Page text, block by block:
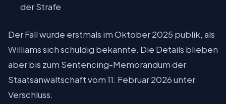
der Strafe
Der Fall wurde erstmals im Oktober 2025 publik, als
Williams sich schuldig bekannte. Die Details blieben
aber bis zum Sentencing-Memorandum der
Staatsanwaltschaft vom 11. Februar 2026 unter
Verschluss.